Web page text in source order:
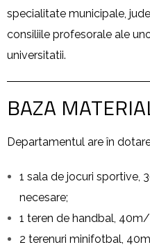
specialitate municipale,
consiliile profesorale ale
universitatii.
BAZA
Departamentul are în
1 sala de jocuri
necesare;
1 teren de handbal,
2 terenuri minifotbal,